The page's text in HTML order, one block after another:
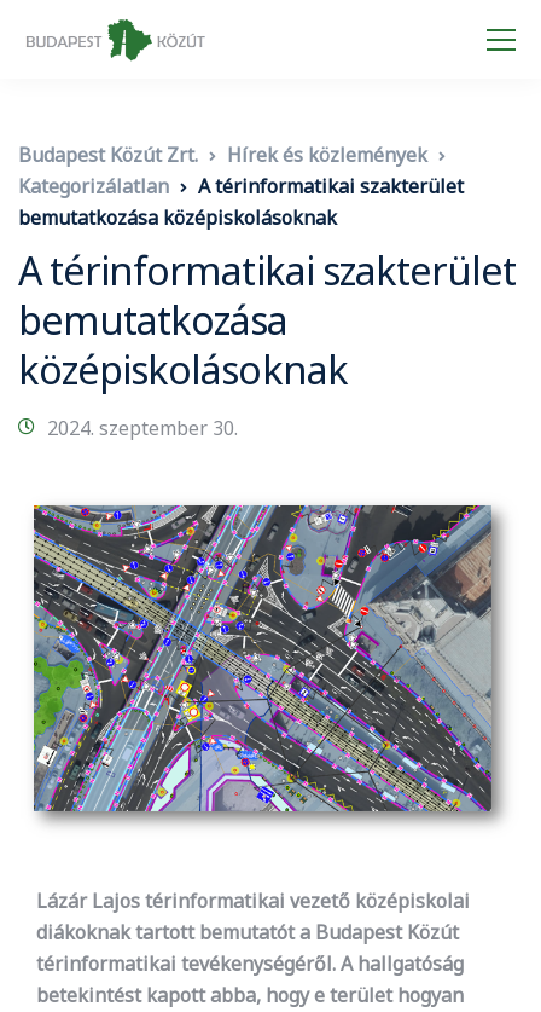
Budapest Közút Zrt.
Hírek és közlemények
Kategorizálatlan
A térinformatikai szakterület
bemutatkozása középiskolásoknak
A térinformatikai szakterület
bemutatkozása
középiskolásoknak
2024. szeptember 30.
Lázár Lajos térinformatikai vezető középiskolai
diákoknak tartott bemutatót a Budapest Közút
térinformatikai tevékenységéről. A hallgatóság
betekintést kapott abba, hogy e terület hogyan